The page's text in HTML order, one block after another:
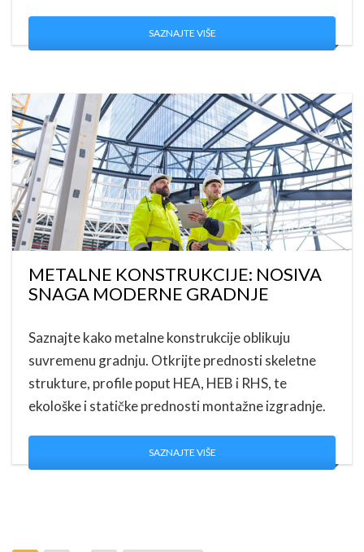
SAZNAJTE VIŠE
METALNE KONSTRUKCIJE: NOSIVA
SNAGA MODERNE GRADNJE
Saznajte kako metalne konstrukcije oblikuju
suvremenu gradnju. Otkrijte prednosti skeletne
strukture, profile poput HEA, HEB i RHS, te
ekološke i statičke prednosti montažne izgradnje.
SAZNAJTE VIŠE